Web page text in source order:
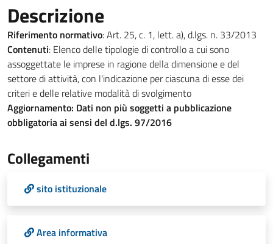
Descrizione
Riferimento normativo: Art. 25, c. 1, lett. a), d.lgs. n. 33/2013
Contenuti: Elenco delle tipologie di controllo a cui sono
assoggettate le imprese in ragione della dimensione e del
settore di attività, con l'indicazione per ciascuna di esse dei
criteri e delle relative modalità di svolgimento
Aggiornamento: Dati non più soggetti a pubblicazione
obbligatoria ai sensi del d.lgs. 97/2016
Collegamenti
sito istituzionale
Area informativa